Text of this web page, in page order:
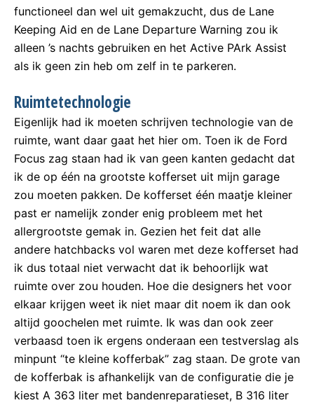
functioneel dan wel uit gemakzucht, dus de Lane
Keeping Aid en de Lane Departure Warning zou ik
alleen ’s nachts gebruiken en het Active PArk Assist
als ik geen zin heb om zelf in te parkeren.
Ruimtetechnologie
Eigenlijk had ik moeten schrijven technologie van de
ruimte, want daar gaat het hier om. Toen ik de Ford
Focus zag staan had ik van geen kanten gedacht dat
ik de op één na grootste kofferset uit mijn garage
zou moeten pakken. De kofferset één maatje kleiner
past er namelijk zonder enig probleem met het
allergrootste gemak in. Gezien het feit dat alle
andere hatchbacks vol waren met deze kofferset had
ik dus totaal niet verwacht dat ik behoorlijk wat
ruimte over zou houden. Hoe die designers het voor
elkaar krijgen weet ik niet maar dit noem ik dan ook
altijd goochelen met ruimte. Ik was dan ook zeer
verbaasd toen ik ergens onderaan een testverslag als
minpunt “te kleine kofferbak” zag staan. De grote van
de kofferbak is afhankelijk van de configuratie die je
kiest A 363 liter met bandenreparatieset, B 316 liter